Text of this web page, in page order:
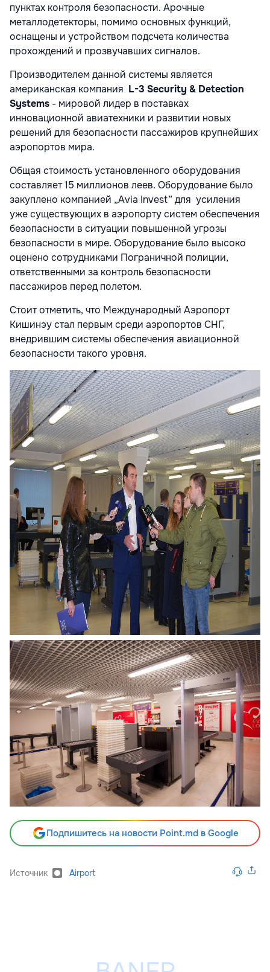
пунктах контроля безопасности. Арочные
металлодетекторы, помимо основных функций,
оснащены и устройством подсчета количества
прохождений и прозвучавших сигналов.
Производителем данной системы является
американская компания L-3 Security & Detection
Systems - мировой лидер в поставках
инновационной авиатехники и развитии новых
решений для безопасности пассажиров крупнейших
аэропортов мира.
Общая стоимость установленного оборудования
составляет 15 миллионов леев. Оборудование было
закуплено компанией „Avia Invest” для усиления
уже существующих в аэропорту систем обеспечения
безопасности в ситуации повышенной угрозы
безопасности в мире. Оборудование было высоко
оценено сотрудниками Пограничной полиции,
ответственными за контроль безопасности
пассажиров перед полетом.
Стоит отметить, что Международный Аэропорт
Кишинэу стал первым среди аэропортов СНГ,
внедрившим системы обеспечения авиационной
безопасности такого уровня.
Подпишитесь на новости Point.md в Google
Источник Airport